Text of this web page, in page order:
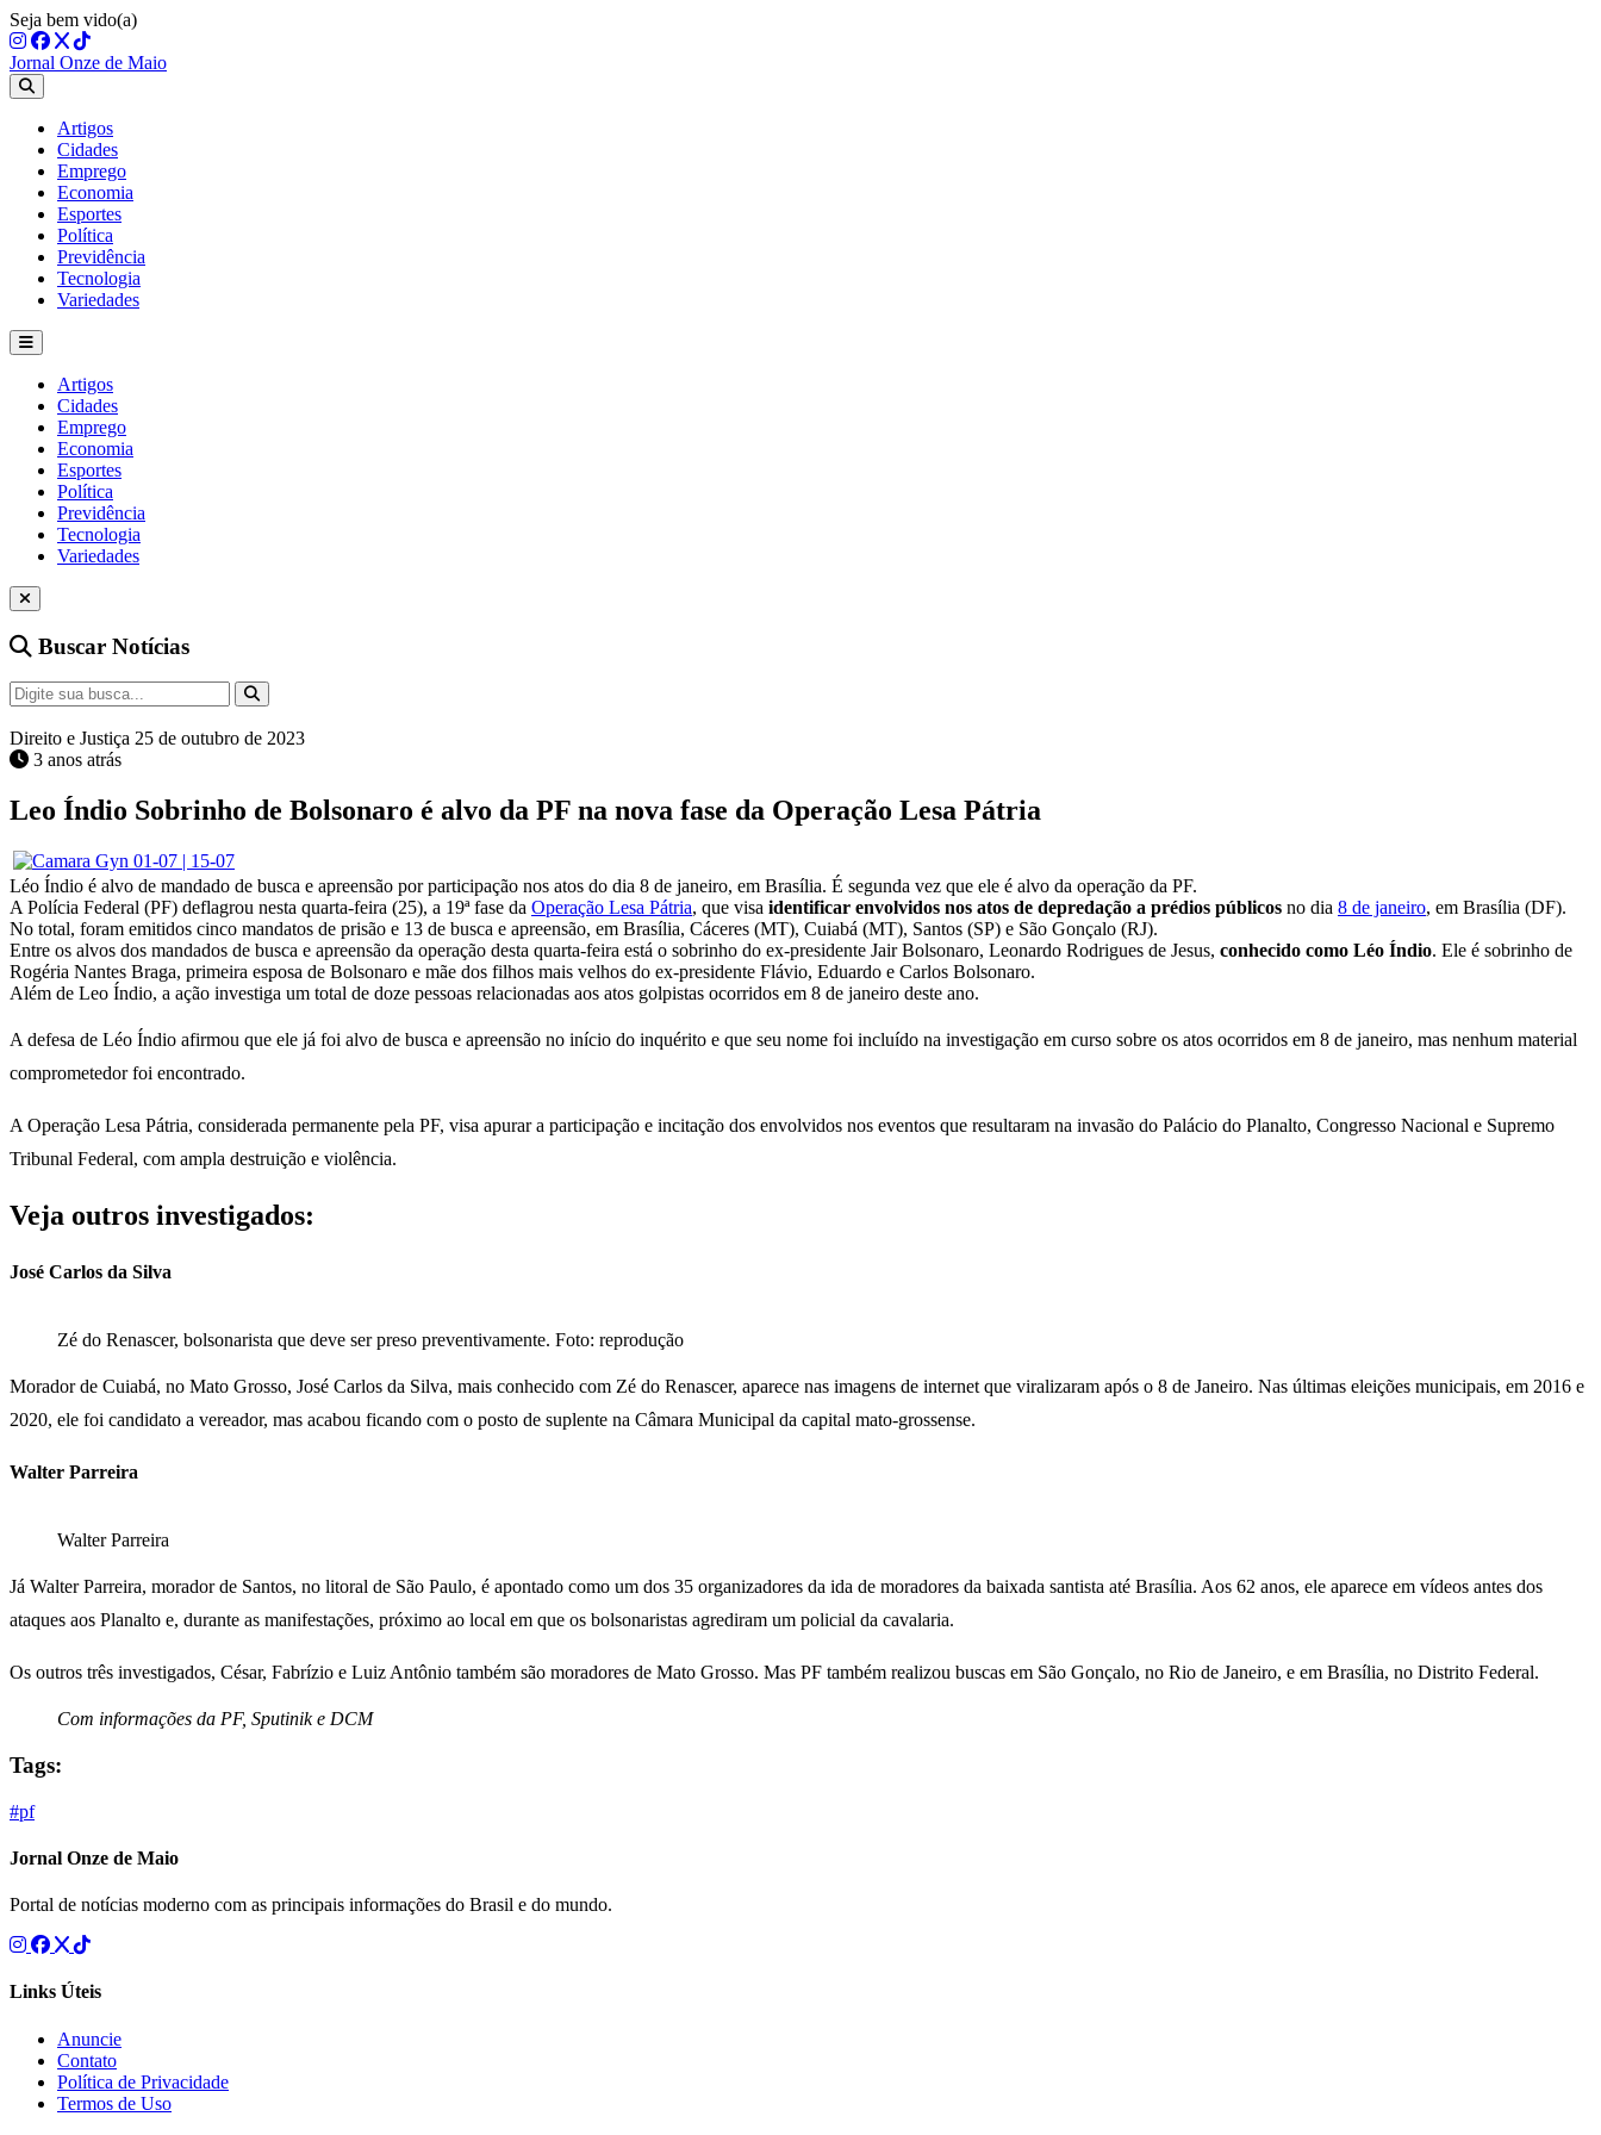
Seja bem vido(a)
Jornal Onze de Maio
Artigos
Cidades
Emprego
Economia
Esportes
Política
Previdência
Tecnologia
Variedades
Artigos
Cidades
Emprego
Economia
Esportes
Política
Previdência
Tecnologia
Variedades
Buscar Notícias
Direito e Justiça 25 de outubro de 2023
3 anos atrás
Leo Índio Sobrinho de Bolsonaro é alvo da PF na nova fase da Operação Lesa Pátria
Léo Índio é alvo de mandado de busca e apreensão por participação nos atos do dia 8 de janeiro, em Brasília. É segunda vez que ele é alvo da operação da PF.
A Polícia Federal (PF) deflagrou nesta quarta-feira (25), a 19ª fase da Operação Lesa Pátria, que visa identificar envolvidos nos atos de depredação a prédios públicos no dia 8 de janeiro, em Brasília (DF).
No total, foram emitidos cinco mandatos de prisão e 13 de busca e apreensão, em Brasília, Cáceres (MT), Cuiabá (MT), Santos (SP) e São Gonçalo (RJ).
Entre os alvos dos mandados de busca e apreensão da operação desta quarta-feira está o sobrinho do ex-presidente Jair Bolsonaro, Leonardo Rodrigues de Jesus, conhecido como Léo Índio. Ele é sobrinho de
Rogéria Nantes Braga, primeira esposa de Bolsonaro e mãe dos filhos mais velhos do ex-presidente Flávio, Eduardo e Carlos Bolsonaro.
Além de Leo Índio, a ação investiga um total de doze pessoas relacionadas aos atos golpistas ocorridos em 8 de janeiro deste ano.
A defesa de Léo Índio afirmou que ele já foi alvo de busca e apreensão no início do inquérito e que seu nome foi incluído na investigação em curso sobre os atos ocorridos em 8 de janeiro, mas nenhum material
comprometedor foi encontrado.
A Operação Lesa Pátria, considerada permanente pela PF, visa apurar a participação e incitação dos envolvidos nos eventos que resultaram na invasão do Palácio do Planalto, Congresso Nacional e Supremo
Tribunal Federal, com ampla destruição e violência.
Veja outros investigados:
José Carlos da Silva
Zé do Renascer, bolsonarista que deve ser preso preventivamente. Foto: reprodução
Morador de Cuiabá, no Mato Grosso, José Carlos da Silva, mais conhecido com Zé do Renascer, aparece nas imagens de internet que viralizaram após o 8 de Janeiro. Nas últimas eleições municipais, em 2016 e
2020, ele foi candidato a vereador, mas acabou ficando com o posto de suplente na Câmara Municipal da capital mato-grossense.
Walter Parreira
Walter Parreira
Já Walter Parreira, morador de Santos, no litoral de São Paulo, é apontado como um dos 35 organizadores da ida de moradores da baixada santista até Brasília. Aos 62 anos, ele aparece em vídeos antes dos
ataques aos Planalto e, durante as manifestações, próximo ao local em que os bolsonaristas agrediram um policial da cavalaria.
Os outros três investigados, César, Fabrízio e Luiz Antônio também são moradores de Mato Grosso. Mas PF também realizou buscas em São Gonçalo, no Rio de Janeiro, e em Brasília, no Distrito Federal.
Com informações da PF, Sputinik e DCM
Tags:
#pf
Jornal Onze de Maio
Portal de notícias moderno com as principais informações do Brasil e do mundo.
Links Úteis
Anuncie
Contato
Política de Privacidade
Termos de Uso